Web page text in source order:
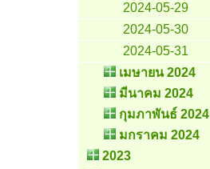
2024-05-29
2024-05-30
2024-05-31
เมษายน 2024
มีนาคม 2024
กุมภาพันธ์ 2024
มกราคม 2024
2023